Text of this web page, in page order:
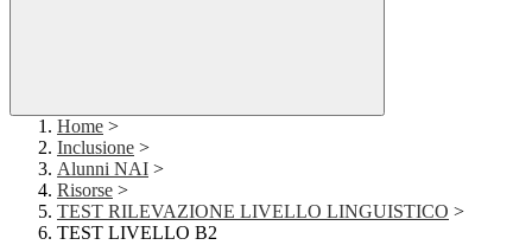
Home >
Inclusione >
Alunni NAI >
Risorse >
TEST RILEVAZIONE LIVELLO LINGUISTICO >
TEST LIVELLO B2